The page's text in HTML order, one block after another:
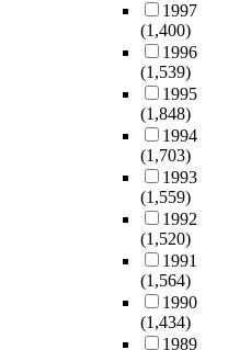
1997
(1,400)
1996
(1,539)
1995
(1,848)
1994
(1,703)
1993
(1,559)
1992
(1,520)
1991
(1,564)
1990
(1,434)
1989